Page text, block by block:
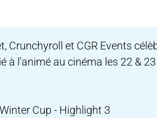
Crunchyroll et CGR Events
à l'animé au cinéma les 22 &
Cup - Highlight 3